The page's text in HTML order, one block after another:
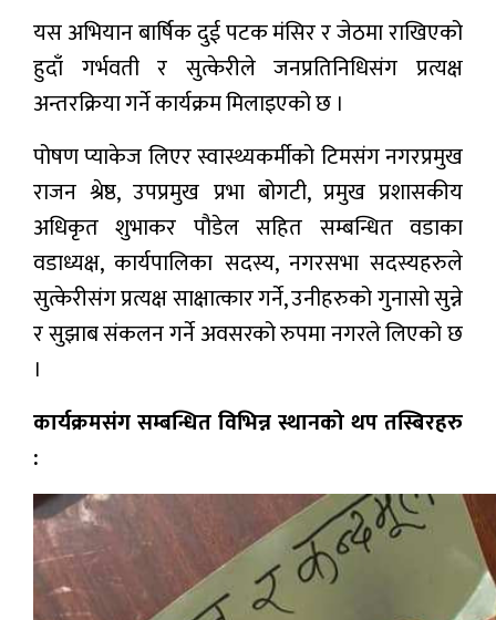
यस अभियान बार्षिक दुई पटक मंसिर र जेठमा राखिएको
हुदाँ गर्भवती र सुत्केरीले जनप्रतिनिधिसंग प्रत्यक्ष
अन्तरक्रिया गर्ने कार्यक्रम मिलाइएको छ ।
पोषण प्याकेज लिएर स्वास्थ्यकर्मीको टिमसंग नगरप्रमुख
राजन श्रेष्ठ, उपप्रमुख प्रभा बोगटी, प्रमुख प्रशासकीय
अधिकृत शुभाकर पौडेल सहित सम्बन्धित वडाका
वडाध्यक्ष, कार्यपालिका सदस्य, नगरसभा सदस्यहरुले
सुत्केरीसंग प्रत्यक्ष साक्षात्कार गर्ने, उनीहरुको गुनासो सुन्ने
र सुझाब संकलन गर्ने अवसरको रुपमा नगरले लिएको छ
।
कार्यक्रमसंग सम्बन्धित विभिन्न स्थानको थप तस्बिरहरु
: